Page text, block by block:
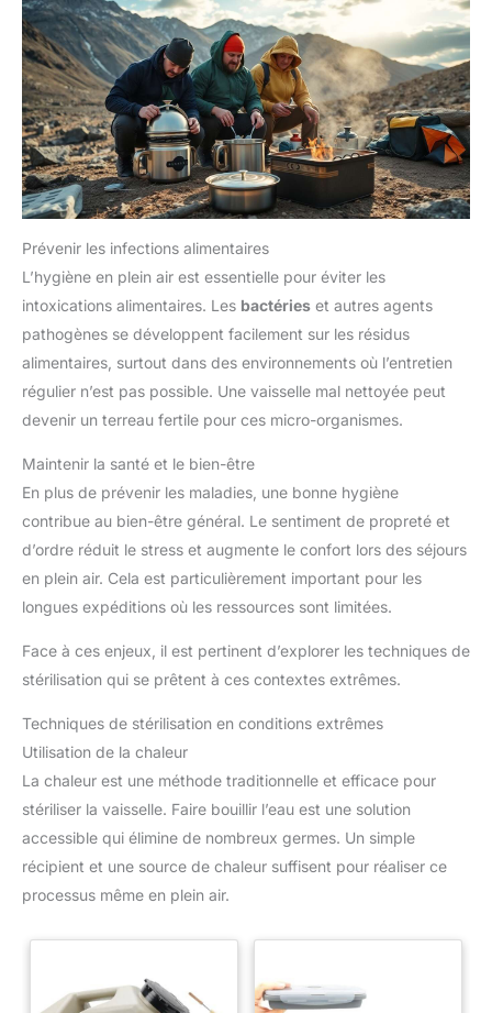
Prévenir les infections alimentaires
L’hygiène en plein air est essentielle pour éviter les
intoxications alimentaires. Les bactéries et autres agents
pathogènes se développent facilement sur les résidus
alimentaires, surtout dans des environnements où l’entretien
régulier n’est pas possible. Une vaisselle mal nettoyée peut
devenir un terreau fertile pour ces micro-organismes.
Maintenir la santé et le bien-être
En plus de prévenir les maladies, une bonne hygiène
contribue au bien-être général. Le sentiment de propreté et
d’ordre réduit le stress et augmente le confort lors des séjours
en plein air. Cela est particulièrement important pour les
longues expéditions où les ressources sont limitées.
Face à ces enjeux, il est pertinent d’explorer les techniques de
stérilisation qui se prêtent à ces contextes extrêmes.
Techniques de stérilisation en conditions extrêmes
Utilisation de la chaleur
La chaleur est une méthode traditionnelle et efficace pour
stériliser la vaisselle. Faire bouillir l’eau est une solution
accessible qui élimine de nombreux germes. Un simple
récipient et une source de chaleur suffisent pour réaliser ce
processus même en plein air.